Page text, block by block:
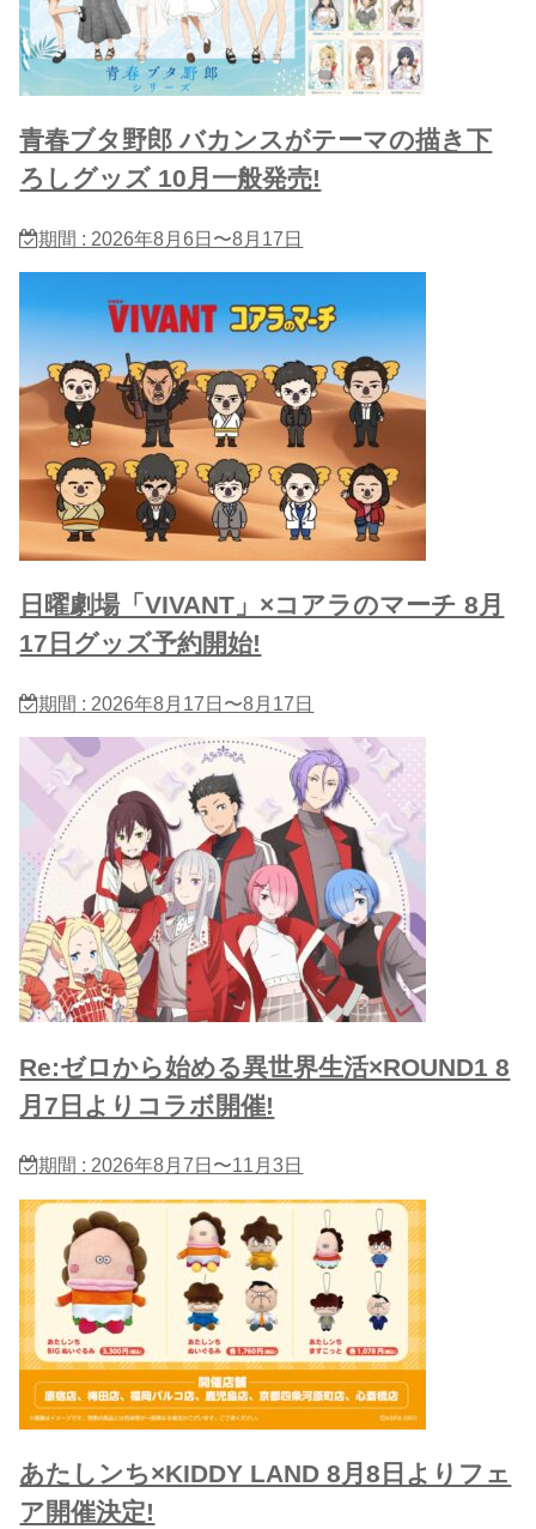
青春ブタ野郎 バカンスがテーマの描き下
ろしグッズ 10月一般発売!
期間 : 2026年8月6日〜8月17日
日曜劇場「VIVANT」×コアラのマーチ 8月
17日グッズ予約開始!
期間 : 2026年8月17日〜8月17日
Re:ゼロから始める異世界生活×ROUND1 8
月7日よりコラボ開催!
期間 : 2026年8月7日〜11月3日
あたしンち×KIDDY LAND 8月8日よりフェ
ア開催決定!